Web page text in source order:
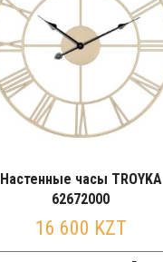
Настенные часы TROYKA
62672000
16 600 KZT